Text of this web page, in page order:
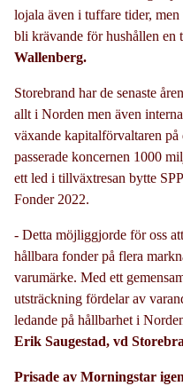
lojala även i tuffare tider,
bli krävande för hushållen en
Wallenberg.
Storebrand har de senaste
allt i Norden men även
växande kapitalförvaltaren på
passerade koncernen 1000
ett led i tillväxtresan bytte
Fonder 2022.
- Detta möjliggjorde för oss
hållbara fonder på flera
varumärke. Med ett
utsträckning fördelar av
ledande på hållbarhet i
Erik Saugestad, vd
Prisade av Morningstar igen